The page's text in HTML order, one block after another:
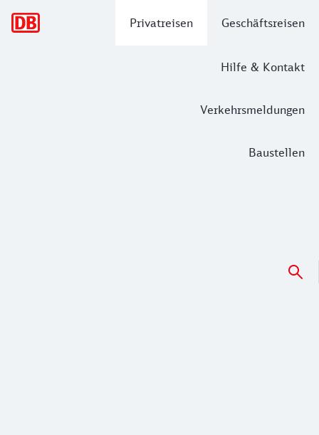
Privatreisen Geschäftsreisen
Hilfe & Kontakt
Verkehrsmeldungen
Baustellen